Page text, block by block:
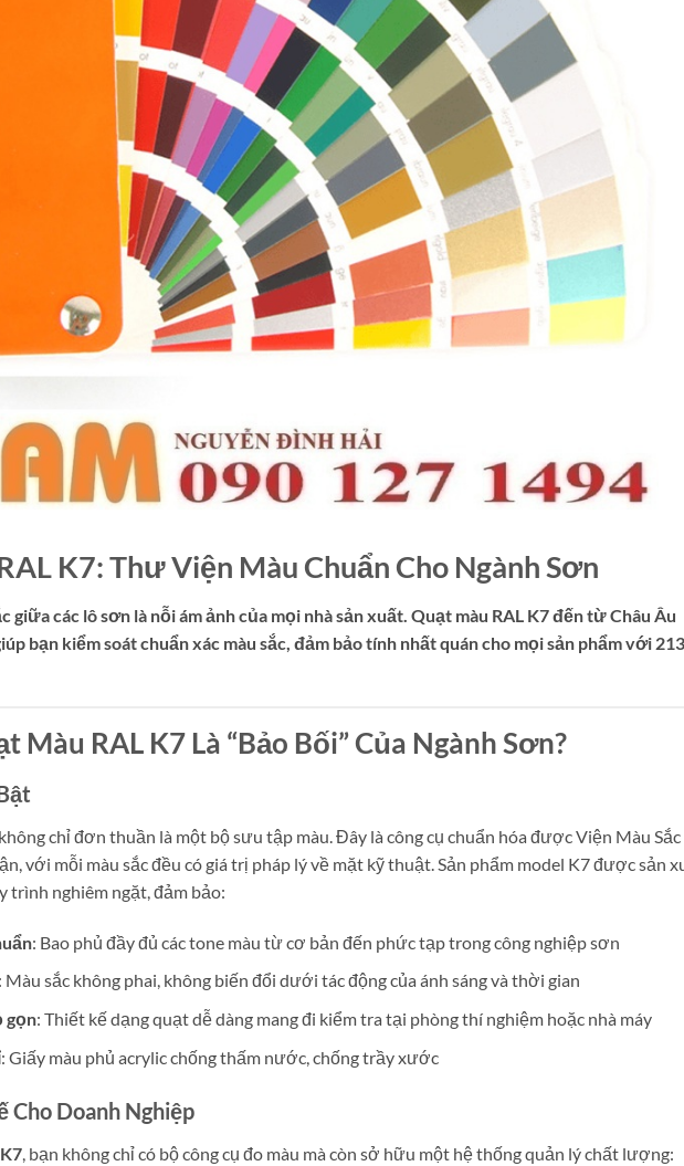
K7: Thư Viện Màu Chuẩn Cho Ngành Sơn
giữa các lô sơn là nỗi ám ảnh của mọi nhà sản xuất. Quạt màu RAL K7 đến từ Châu Âu
bạn kiểm soát chuẩn xác màu sắc, đảm bảo tính nhất quán cho mọi sản phẩm với 213
Màu RAL K7 Là “Bảo Bối” Của Ngành Sơn?
không chỉ đơn thuần là một bộ sưu tập màu. Đây là công cụ chuẩn hóa được Viện Màu Sắc
với mỗi màu sắc đều có giá trị pháp lý về mặt kỹ thuật. Sản phẩm model K7 được sản
trình nghiêm ngặt, đảm bảo:
: Bao phủ đầy đủ các tone màu từ cơ bản đến phức tạp trong công nghiệp sơn
Màu sắc không phai, không biến đổi dưới tác động của ánh sáng và thời gian
gọn: Thiết kế dạng quạt dễ dàng mang đi kiểm tra tại phòng thí nghiệm hoặc nhà máy
: Giấy màu phủ acrylic chống thấm nước, chống trầy xước
Cho Doanh Nghiệp
, bạn không chỉ có bộ công cụ đo màu mà còn sở hữu một hệ thống quản lý chất lượng: